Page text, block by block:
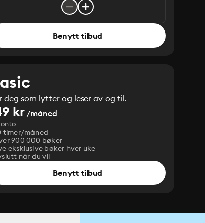
Benytt tilbud
deg som lytter og leser av og til.
kr/måned
timer/måned
900 000 bøker
eksklusive bøker hver uke
når du vil
Benytt tilbud